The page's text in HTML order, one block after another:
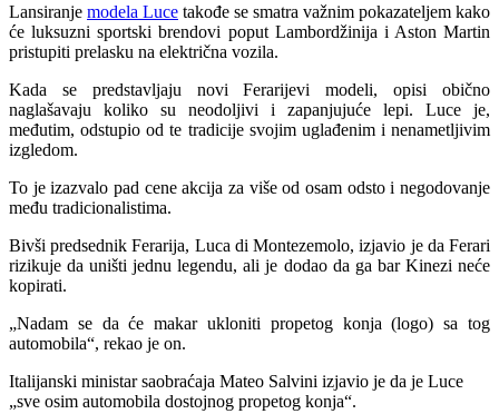
Lansiranje modela Luce takođe se smatra važnim pokazateljem kako
će luksuzni sportski brendovi poput Lambordžinija i Aston Martin
pristupiti prelasku na električna vozila.
Kada se predstavljaju novi Ferarijevi modeli, opisi obično
naglašavaju koliko su neodoljivi i zapanjujuće lepi. Luce je,
međutim, odstupio od te tradicije svojim uglađenim i nenametljivim
izgledom.
To je izazvalo pad cene akcija za više od osam odsto i negodovanje
među tradicionalistima.
Bivši predsednik Ferarija, Luca di Montezemolo, izjavio je da Ferari
rizikuje da uništi jednu legendu, ali je dodao da ga bar Kinezi neće
kopirati.
„Nadam se da će makar ukloniti propetog konja (logo) sa tog
automobila“, rekao je on.
Italijanski ministar saobraćaja Mateo Salvini izjavio je da je Luce
„sve osim automobila dostojnog propetog konja“.